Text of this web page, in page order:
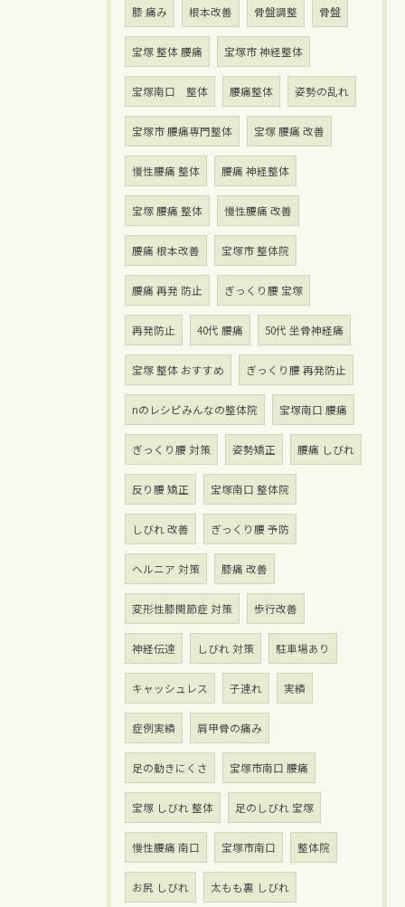
膝 痛み 根本改善 骨盤調整 骨盤
宝塚 整体 腰痛 宝塚市 神経整体
宝塚南口 整体 腰痛整体 姿勢の乱れ
宝塚市 腰痛専門整体 宝塚 腰痛 改善
慢性腰痛 整体 腰痛 神経整体
宝塚 腰痛 整体 慢性腰痛 改善
腰痛 根本改善 宝塚市 整体院
腰痛 再発 防止 ぎっくり腰 宝塚
再発防止 40代 腰痛 50代 坐骨神経痛
宝塚 整体 おすすめ ぎっくり腰 再発防止
nのレシピみんなの整体院 宝塚南口 腰痛
ぎっくり腰 対策 姿勢矯正 腰痛 しびれ
反り腰 矯正 宝塚南口 整体院
しびれ 改善 ぎっくり腰 予防
ヘルニア 対策 膝痛 改善
変形性膝関節症 対策 歩行改善
神経伝達 しびれ 対策 駐車場あり
キャッシュレス 子連れ 実績
症例実績 肩甲骨の痛み
足の動きにくさ 宝塚市南口 腰痛
宝塚 しびれ 整体 足のしびれ 宝塚
慢性腰痛 南口 宝塚市南口 整体院
お尻 しびれ 太もも裏 しびれ